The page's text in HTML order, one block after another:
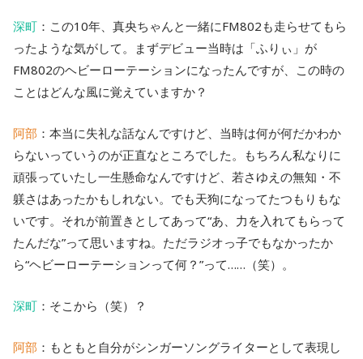
深町 ：この10年、真央ちゃんと一緒にFM802も走らせてもら
ったような気がして。まずデビュー当時は「ふりぃ」が
FM802のヘビーローテーションになったんですが、この時の
ことはどんな風に覚えていますか？
阿部 ：本当に失礼な話なんですけど、当時は何が何だかわか
らないっていうのが正直なところでした。もちろん私なりに
頑張っていたし一生懸命なんですけど、若さゆえの無知・不
躾さはあったかもしれない。でも天狗になってたつもりもな
いです。それが前置きとしてあって“あ、力を入れてもらって
たんだな”って思いますね。ただラジオっ子でもなかったか
ら“ヘビーローテーションって何？”って……（笑）。
深町 ：そこから（笑）？
阿部 ：もともと自分がシンガーソングライターとして表現し